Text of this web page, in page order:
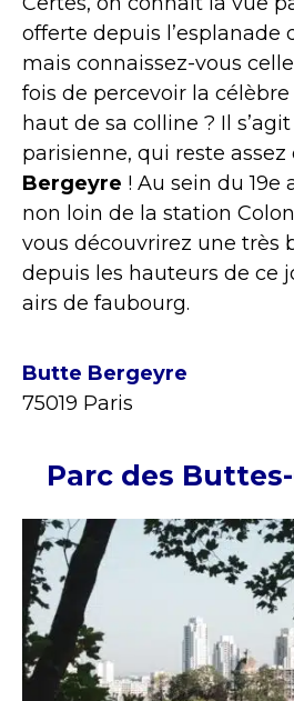
offerte depuis l’esplanade
mais connaissez-vous
fois de percevoir la
haut de sa colline ? Il
parisienne, qui reste assez
Bergeyre ! Au sein du 19e
non loin de la station
vous découvrirez une très
depuis les hauteurs de ce
airs de faubourg.
Butte Bergeyre
75019 Paris
Parc des